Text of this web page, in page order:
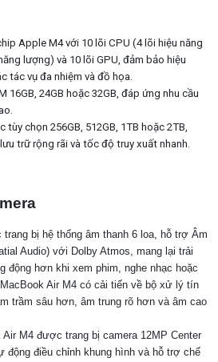
Apple M4 với 10 lõi CPU (4 lõi hiệu năng
lượng) và 10 lõi GPU, đảm bảo hiệu
tác vụ đa nhiệm và đồ họa.
16GB, 24GB hoặc 32GB, đáp ứng nhu cầu
tùy chọn 256GB, 512GB, 1TB hoặc 2TB,
trữ rộng rãi và tốc độ truy xuất nhanh.
bị hệ thống âm thanh 6 loa, hỗ trợ Âm
Audio) với Dolby Atmos, mang lại trải
động hơn khi xem phim, nghe nhạc hoặc
Air M4 có cải tiến về bộ xử lý tín
trầm sâu hơn, âm trung rõ hơn và âm cao
M4 được trang bị camera 12MP Center
động điều chỉnh khung hình và hỗ trợ chế